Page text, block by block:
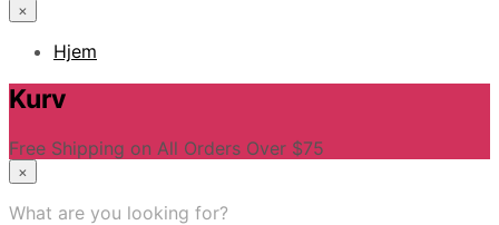
×
Hjem
Kurv
Free Shipping on All Orders Over $75
×
What are you looking for?